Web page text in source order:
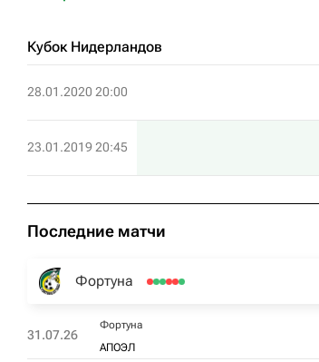
Кубок Нидерландов
28.01.2020 20:00
23.01.2019 20:45
Последние матчи
Фортуна
31.07.26
Фортуна
АПОЭЛ